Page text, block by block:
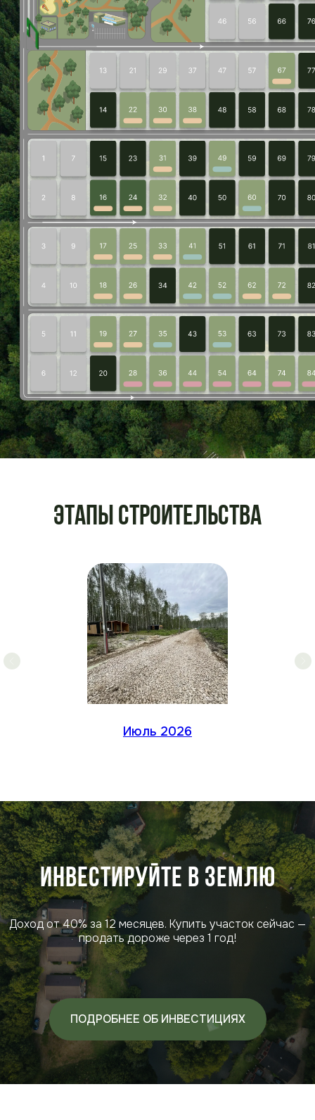
Этапы строительства
Июль 2026
Инвестируйте в землю
Доход от 40% за 12 месяцев. Купить участок сейчас —
продать дороже через 1 год!
ПОДРОБНЕЕ ОБ ИНВЕСТИЦИЯХ
Вы риэлтор
или агент?
Получи подробную информацию для
своих клиентов
ПОЛУЧИТЬ ИНФОРМАЦИЮ